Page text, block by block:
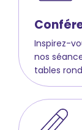
Inspirez-
nos
tables